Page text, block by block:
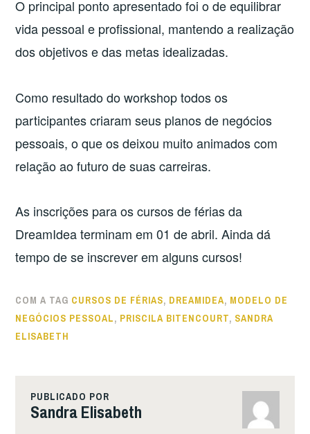
O principal ponto apresentado foi o de equilibrar
vida pessoal e profissional, mantendo a realização
dos objetivos e das metas idealizadas.
Como resultado do workshop todos os
participantes criaram seus planos de negócios
pessoais, o que os deixou muito animados com
relação ao futuro de suas carreiras.
As inscrições para os cursos de férias da
DreamIdea terminam em 01 de abril. Ainda dá
tempo de se inscrever em alguns cursos!
COM A TAG CURSOS DE FÉRIAS, DREAMIDEA, MODELO DE
NEGÓCIOS PESSOAL, PRISCILA BITENCOURT, SANDRA
ELISABETH
PUBLICADO POR
Sandra Elisabeth